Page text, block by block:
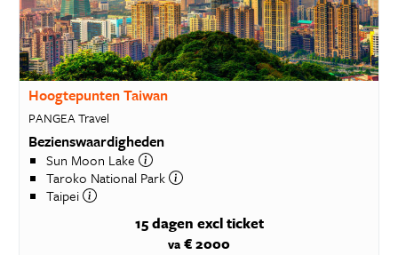
Hoogtepunten Taiwan
PANGEA Travel
Bezienswaardigheden
Sun Moon Lake
Taroko National Park
Taipei
15 dagen excl ticket
va € 2000